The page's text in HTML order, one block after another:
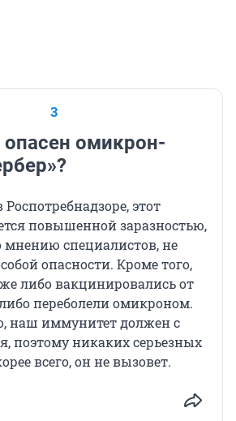
3
опасен омикрон-
этот
повышенной заразностью,
мнению специалистов, не
опасности. Кроме того,
либо вакцинировались от
переболели омикроном.
наш иммунитет должен с
поэтому никаких серьезных
всего, он не вызовет.